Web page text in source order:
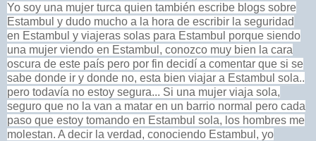
Yo soy una mujer turca quien también escribe blogs sobre
Estambul y dudo mucho a la hora de escribir la seguridad
en Estambul y viajeras solas para Estambul porque siendo
una mujer viendo en Estambul, conozco muy bien la cara
oscura de este país pero por fin decidí a comentar que si se
sabe donde ir y donde no, esta bien viajar a Estambul sola..
pero todavía no estoy segura... Si una mujer viaja sola,
seguro que no la van a matar en un barrio normal pero cada
paso que estoy tomando en Estambul sola, los hombres me
molestan. A decir la verdad, conociendo Estambul, yo